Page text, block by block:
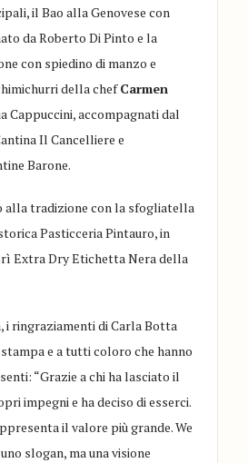
il Bao alla Genovese con
da Roberto Di Pinto e la
con spiedino di manzo e
della chefCarmen
Cappuccini, accompagnati dal
Il Cancelliere e
Barone.
alla tradizione con la sfogliatella
Pasticceria Pintauro, in
Extra Dry Etichetta Nera della
i ringraziamenti di Carla Botta
e a tutti coloro che hanno
“Grazie a chi ha lasciato il
impegni e ha deciso di esserci.
il valore più grande. We
slogan, ma una visione